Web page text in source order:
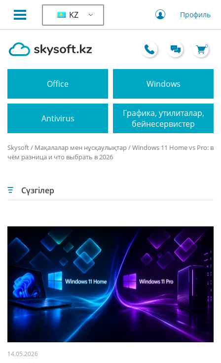
KZ Профиль
0
Office Windows
Antivirus
Графика, утилиталар,
бейнесервистер
Skysoft/ Мақалалар мен нұсқаулықтар/ Windows 11 Home vs Pro: в
чём разница и что выбрать в 2026
Сүзгілер
14.05.2026